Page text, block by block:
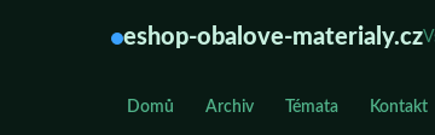
eshop-obalove-materialy.cz
Domů Archiv Témata Kontakt